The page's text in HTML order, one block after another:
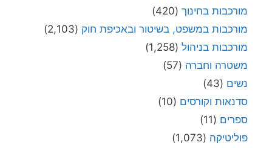
מורכבות בחינוך (420)
מורכבות במשפט, בשיטור ובאכיפת חוק (2,103)
מורכבות בניהול (1,258)
משטרה וחברה (57)
נשים (43)
סדנאות וקורסים (10)
ספרים (11)
פוליטיקה (1,073)